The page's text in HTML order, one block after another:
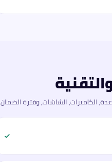
الكاميرات، الشاشات، وفترة الضمان